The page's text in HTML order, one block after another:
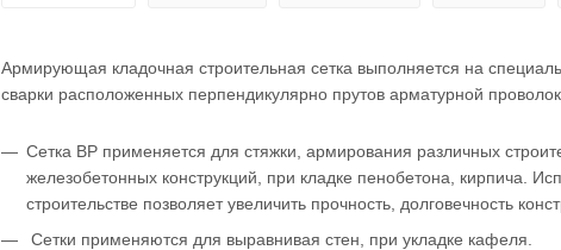
Армирующая кладочная строительная сетка выполняется на
сварки расположенных перпендикулярно прутов арматурной
Сетка ВР применяется для стяжки, армирования различных
железобетонных конструкций, при кладке пенобетона, кирпича.
строительстве позволяет увеличить прочность, долговечность
Сетки применяются для выравнивая стен, при укладке кафеля.